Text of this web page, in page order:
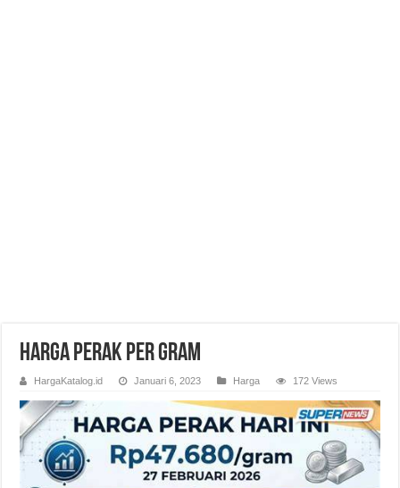
Harga Perak Per Gram
HargaKatalog.id Januari 6, 2023 Harga 172 Views